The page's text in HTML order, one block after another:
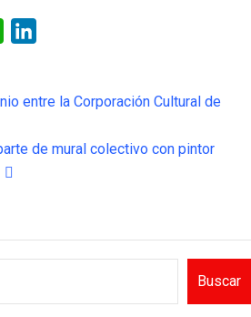
WhatsApp
entre la Corporación Cultural de
de mural colectivo con pintor
Buscar